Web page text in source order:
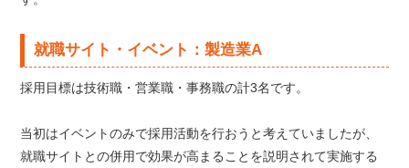
就職サイト・イベント：製造業A
採用目標は技術職・営業職・事務職の計3名です。
当初はイベントのみで採用活動を行おうと考えていましたが、
就職サイトとの併用で効果が高まることを説明されて実施する